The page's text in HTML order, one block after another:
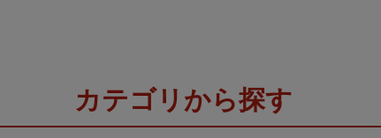
カテゴリから探す